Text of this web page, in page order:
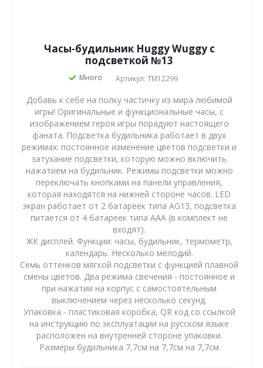
Часы-будильник Huggy Wuggy с
подсветкой №13
Много Артикул: TM12299
Добавь к себе на полку частичку из мира любимой
игры! Оригинальные и функциональные часы, с
изображением героя игры порадуют настоящего
фаната. Подсветка будильника работает в двух
режимах: постоянное изменение цветов подсветки и
затухание подсветки, которую можно включить
нажатием на будильник. Режимы подсветки можно
переключать кнопками на панели управления,
которая находятся на нижней стороне часов. LED
экран работает от 2 батареек типа AG13, подсветка
питается от 4 батареек типа AAA (в комплект не
входят).
ЖК дисплей. Функции: часы, будильник, термометр,
календарь. Несколько мелодий.
Семь оттенков мягкой подсветки с функцией плавной
смены цветов. Два режима свечения - постоянное и
при нажатии на корпус с самостоятельным
выключением через несколько секунд.
Упаковка - пластиковая коробка, QR код со ссылкой
на инструкцию по эксплуатации на русском языке
расположен на внутренней стороне упаковки.
Размеры будильника 7,7см на 7,7см на 7,7см